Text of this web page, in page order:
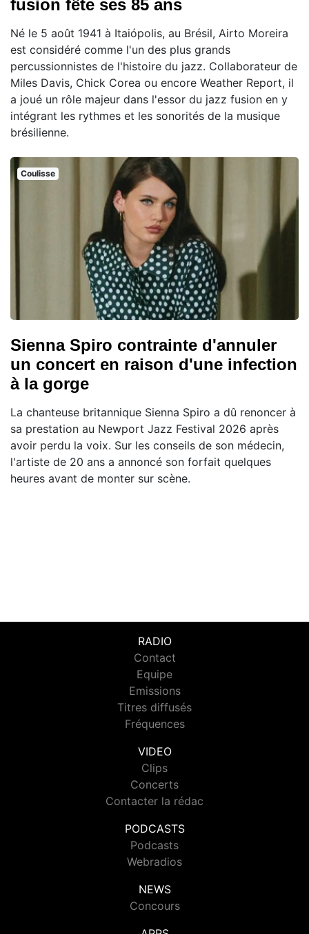
fusion fête ses 85 ans
Né le 5 août 1941 à Itaiópolis, au Brésil, Airto Moreira
est considéré comme l'un des plus grands
percussionnistes de l'histoire du jazz. Collaborateur de
Miles Davis, Chick Corea ou encore Weather Report, il
a joué un rôle majeur dans l'essor du jazz fusion en y
intégrant les rythmes et les sonorités de la musique
brésilienne.
Coulisse
Sienna Spiro contrainte d'annuler
un concert en raison d'une infection
à la gorge
La chanteuse britannique Sienna Spiro a dû renoncer à
sa prestation au Newport Jazz Festival 2026 après
avoir perdu la voix. Sur les conseils de son médecin,
l'artiste de 20 ans a annoncé son forfait quelques
heures avant de monter sur scène.
RADIO
Contact
Equipe
Emissions
Titres diffusés
Fréquences
VIDEO
Clips
Concerts
Contacter la rédac
PODCASTS
Podcasts
Webradios
NEWS
Concours